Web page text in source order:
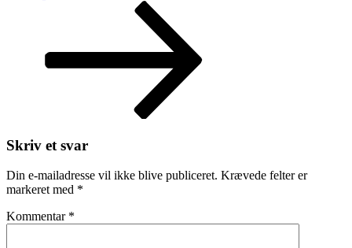
Skriv et svar
Din e-mailadresse vil ikke blive publiceret. Krævede felter er
markeret med *
Kommentar *